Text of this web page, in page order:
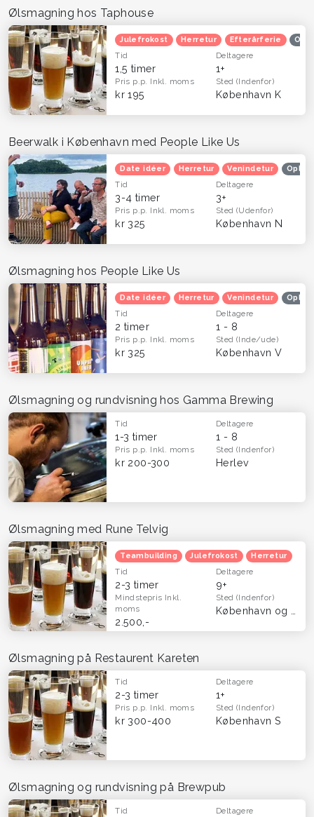
Ølsmagning hos Taphouse
Julefrokost Herretur Efterårferie
Tid
1,5 timer
Deltagere
1+
Pris p.p. Inkl. moms
kr 195
Sted(Indenfor)
København K
Beerwalk i København med People Like Us
Date idéer Herretur Venindetur
Tid
3-4 timer
Deltagere
3+
Pris p.p. Inkl. moms
kr 325
Sted(Udenfor)
København N
Ølsmagning hos People Like Us
Date idéer Herretur Venindetur
Tid
2 timer
Deltagere
1 - 8
Pris p.p. Inkl. moms
kr 325
Sted(Inde/ude)
København V
Ølsmagning og rundvisning hos Gamma Brewing
Tid
1-3 timer
Deltagere
1 - 8
Pris p.p. Inkl. moms
kr 200-300
Sted(Indenfor)
Herlev
Ølsmagning med Rune Telvig
Teambuilding Julefrokost Herretur
Tid
2-3 timer
Deltagere
9+
Mindstepris Inkl.
moms
2.500,-
Sted(Indenfor)
Ølsmagning på Restaurent Kareten
Tid
2-3 timer
Deltagere
1+
Pris p.p. Inkl. moms
kr 300-400
Sted(Indenfor)
København S
Ølsmagning og rundvisning på Brewpub
Tid Deltagere